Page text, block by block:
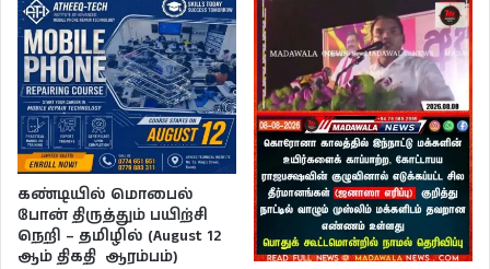
கண்டியில் மொபைல்
போன் திருத்தும் பயிற்சி
நெறி – தமிழில் (August 12
ஆம் திகதி ஆரம்பம்)